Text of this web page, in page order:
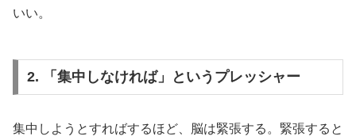
いい。
2. 「集中しなければ」というプレッシャー
集中しようとすればするほど、脳は緊張する。緊張すると